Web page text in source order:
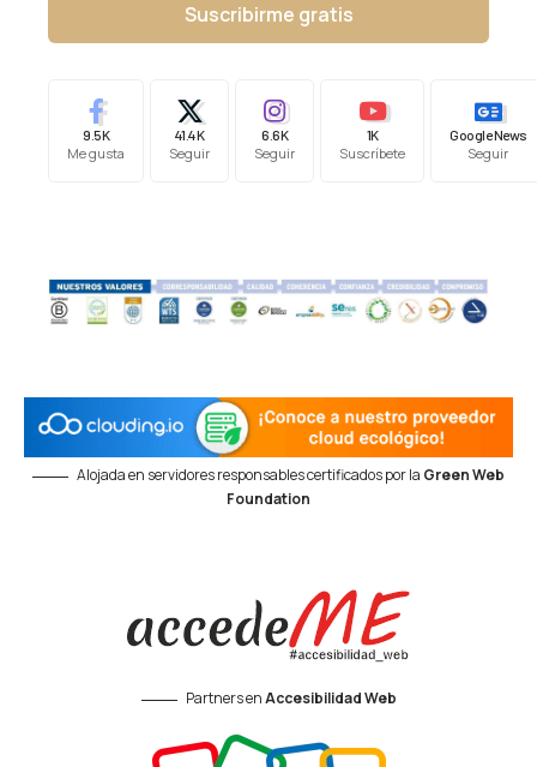
Suscribirme gratis
9.5K
Me gusta
41.4K
Seguir
6.6K
Seguir
1K
Suscríbete
Google News
Seguir
Alojada en servidores responsables certificados por la Green Web
Foundation
Partners enAccesibilidad Web